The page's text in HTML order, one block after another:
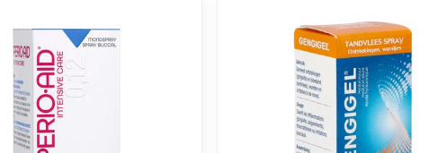
maximale prijswaarden aan te passen.